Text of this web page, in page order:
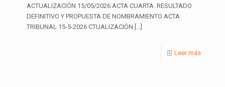
ACTUALIZACIÓN 15/05/2026 ACTA CUARTA. RESULTADO
DEFINITIVO Y PROPUESTA DE NOMBRAMIENTO ACTA
TRIBUNAL 15-5-2026 CTUALIZACIÓN […]
Leer más